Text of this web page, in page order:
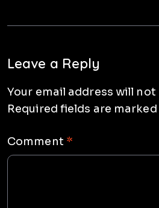
Leave a Reply
Your email address will
Required fields are marked
Comment *